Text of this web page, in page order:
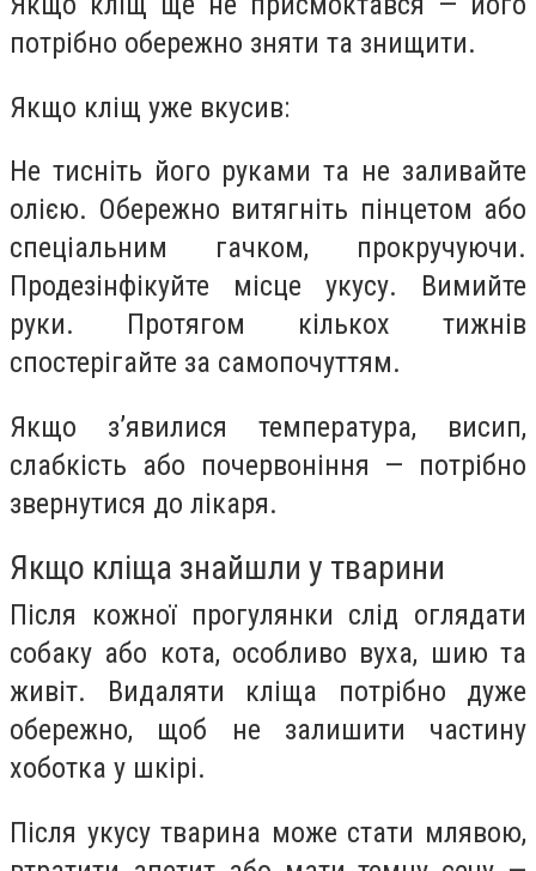
потрібно обережно зняти та знищити.
Якщо кліщ уже вкусив:
Не тисніть його руками та не заливайте
олією. Обережно витягніть пінцетом або
спеціальним гачком, прокручуючи.
Продезінфікуйте місце укусу. Вимийте
руки. Протягом кількох тижнів
спостерігайте за самопочуттям.
Якщо з’явилися температура, висип,
слабкість або почервоніння — потрібно
звернутися до лікаря.
Якщо кліща знайшли у тварини
Після кожної прогулянки слід оглядати
собаку або кота, особливо вуха, шию та
живіт. Видаляти кліща потрібно дуже
обережно, щоб не залишити частину
хоботка у шкірі.
Після укусу тварина може стати млявою,